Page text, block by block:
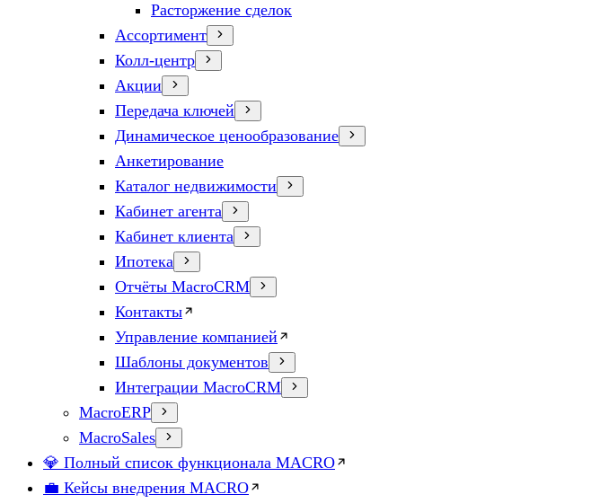
Расторжение сделок
Ассортимент
Колл-центр
Акции
Передача ключей
Динамическое ценообразование
Анкетирование
Каталог недвижимости
Кабинет агента
Кабинет клиента
Ипотека
Отчёты MacroCRM
Контакты
Управление компанией
Шаблоны документов
Интеграции MacroCRM
MacroERP
MacroSales
💎 Полный список функционала MACRO
💼 Кейсы внедрения MACRO